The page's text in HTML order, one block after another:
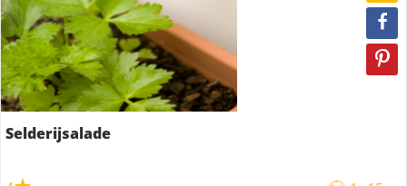
Selderijsalade